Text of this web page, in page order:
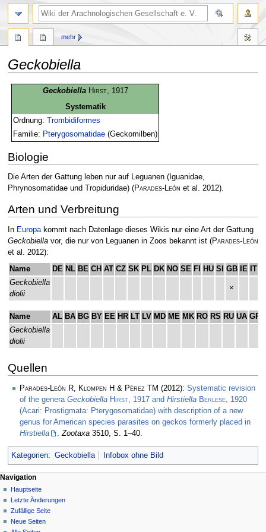
Geckobiella
Geckobiella Hirst, 1917
Systematik
Ordnung:Trombidiformes
Familie: Pterygosomatidae (Geckomilben)
Biologie
Die Arten der Gattung leben nur auf Leguanen (Iguanidae,
Phrynosomatidae und Tropiduridae) (Parades-León et al. 2012).
Arten und Verbreitung
In Europakommt nach Datenlage dieses Wikis nur eine Art der Gattung
Geckobiellavor, die nur von Leguanen in Zoos bekannt ist (Parades-León
et al. 2012):
Name DE NL BE CH AT CZ SK PL DK NO SE FI HU SI GB IE IT
Geckobiella
diolii
×
Name AL BA BG BY EE HR LT LV MD ME MK RO RS RU UA GR
Geckobiella
diolii
Quellen
Parades-León R, Klompen H & Pérez TM (2012): Systematic revision
of the genera Geckobiella Hirst , 1917 and Hirstiella Berlese , 1920
(Acari: Prostigmata: Pterygosomatidae) with description of a new
genus for American species parasites on geckos formerly placed in
Hirstiella
Zootaxa 3510, S. 1–40.
Kategorien: Geckobiella Infobox ohne Bild
mehr
Navigation
Hauptseite
Letzte Änderungen
Zufällige Seite
Neue Seiten